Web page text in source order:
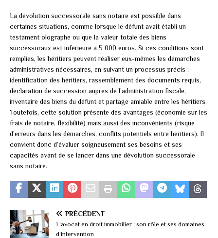
La dévolution successorale sans notaire est possible dans
certaines situations, comme lorsque le défunt avait établi un
testament olographe ou que la valeur totale des biens
successoraux est inférieure à 5 000 euros. Si ces conditions sont
remplies, les héritiers peuvent réaliser eux-mêmes les démarches
administratives nécessaires, en suivant un processus précis :
identification des héritiers, rassemblement des documents requis,
déclaration de succession auprès de l’administration fiscale,
inventaire des biens du défunt et partage amiable entre les héritiers.
Toutefois, cette solution présente des avantages (économie sur les
frais de notaire, flexibilité) mais aussi des inconvénients (risque
d’erreurs dans les démarches, conflits potentiels entre héritiers). Il
convient donc d’évaluer soigneusement ses besoins et ses
capacités avant de se lancer dans une dévolution successorale
sans notaire.
PRÉCÉDENT
L’avocat en droit immobilier : son rôle et ses domaines
d’intervention